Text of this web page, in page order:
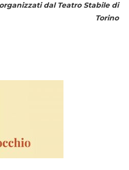
dal Teatro Stabile di
Torino